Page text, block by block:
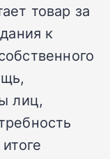
товар за
к
лиц,